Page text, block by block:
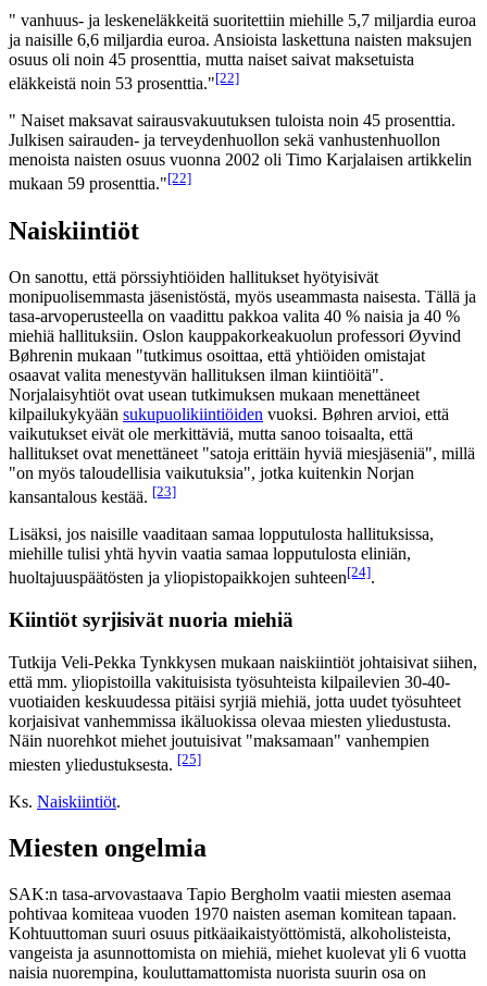
" vanhuus- ja leskeneläkkeitä suoritettiin miehille 5,7 miljardia euroa
ja naisille 6,6 miljardia euroa. Ansioista laskettuna naisten maksujen
osuus oli noin 45 prosenttia, mutta naiset saivat maksetuista
eläkkeistä noin 53 prosenttia."[22]
" Naiset maksavat sairausvakuutuksen tuloista noin 45 prosenttia.
Julkisen sairauden- ja terveydenhuollon sekä vanhustenhuollon
menoista naisten osuus vuonna 2002 oli Timo Karjalaisen artikkelin
mukaan 59 prosenttia."[22]
Naiskiintiöt
On sanottu, että pörssiyhtiöiden hallitukset hyötyisivät
monipuolisemmasta jäsenistöstä, myös useammasta naisesta. Tällä ja
tasa-arvoperusteella on vaadittu pakkoa valita 40 % naisia ja 40 %
miehiä hallituksiin. Oslon kauppakorkeakuolun professori Øyvind
Bøhrenin mukaan "tutkimus osoittaa, että yhtiöiden omistajat
osaavat valita menestyvän hallituksen ilman kiintiöitä".
Norjalaisyhtiöt ovat usean tutkimuksen mukaan menettäneet
kilpailukykyään sukupuolikiintiöiden vuoksi. Bøhren arvioi, että
vaikutukset eivät ole merkittäviä, mutta sanoo toisaalta, että
hallitukset ovat menettäneet "satoja erittäin hyviä miesjäseniä", millä
"on myös taloudellisia vaikutuksia", jotka kuitenkin Norjan
kansantalous kestää. [23]
Lisäksi, jos naisille vaaditaan samaa lopputulosta hallituksissa,
miehille tulisi yhtä hyvin vaatia samaa lopputulosta eliniän,
huoltajuuspäätösten ja yliopistopaikkojen suhteen[24].
Kiintiöt syrjisivät nuoria miehiä
Tutkija Veli-Pekka Tynkkysen mukaan naiskiintiöt johtaisivat siihen,
että mm. yliopistoilla vakituisista työsuhteista kilpailevien 30-40-
vuotiaiden keskuudessa pitäisi syrjiä miehiä, jotta uudet työsuhteet
korjaisivat vanhemmissa ikäluokissa olevaa miesten yliedustusta.
Näin nuorehkot miehet joutuisivat "maksamaan" vanhempien
miesten yliedustuksesta. [25]
Ks. Naiskiintiöt.
Miesten ongelmia
SAK:n tasa-arvovastaava Tapio Bergholm vaatii miesten asemaa
pohtivaa komiteaa vuoden 1970 naisten aseman komitean tapaan.
Kohtuuttoman suuri osuus pitkäaikaistyöttömistä, alkoholisteista,
vangeista ja asunnottomista on miehiä, miehet kuolevat yli 6 vuotta
naisia nuorempina, kouluttamattomista nuorista suurin osa on